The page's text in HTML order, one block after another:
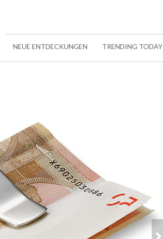
NEUE ENTDECKUNGEN TRENDING TODAY